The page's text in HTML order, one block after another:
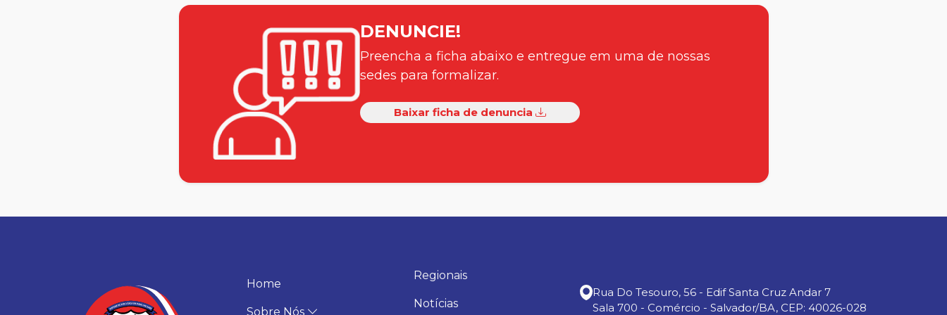
DENUNCIE!
Preencha a ficha abaixo e entregue em uma de nossas
sedes para formalizar.
Baixar ficha de denuncia
Home
Sobre Nós
Regionais
Notícias
Rua Do Tesouro, 56 - Edif Santa Cruz Andar 7
Sala 700 - Comércio - Salvador/BA, CEP: 40026-028